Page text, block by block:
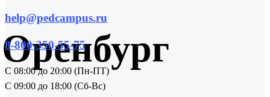
Оренбург
help@pedcampus.ru
8-800-350-55-75
С 08:00 до 20:00 (Пн-ПТ)
С 09:00 до 18:00 (Сб-Вс)